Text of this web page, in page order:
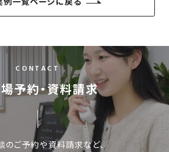
CONTACT
予約・資料請求
のご予約や資料請求など、